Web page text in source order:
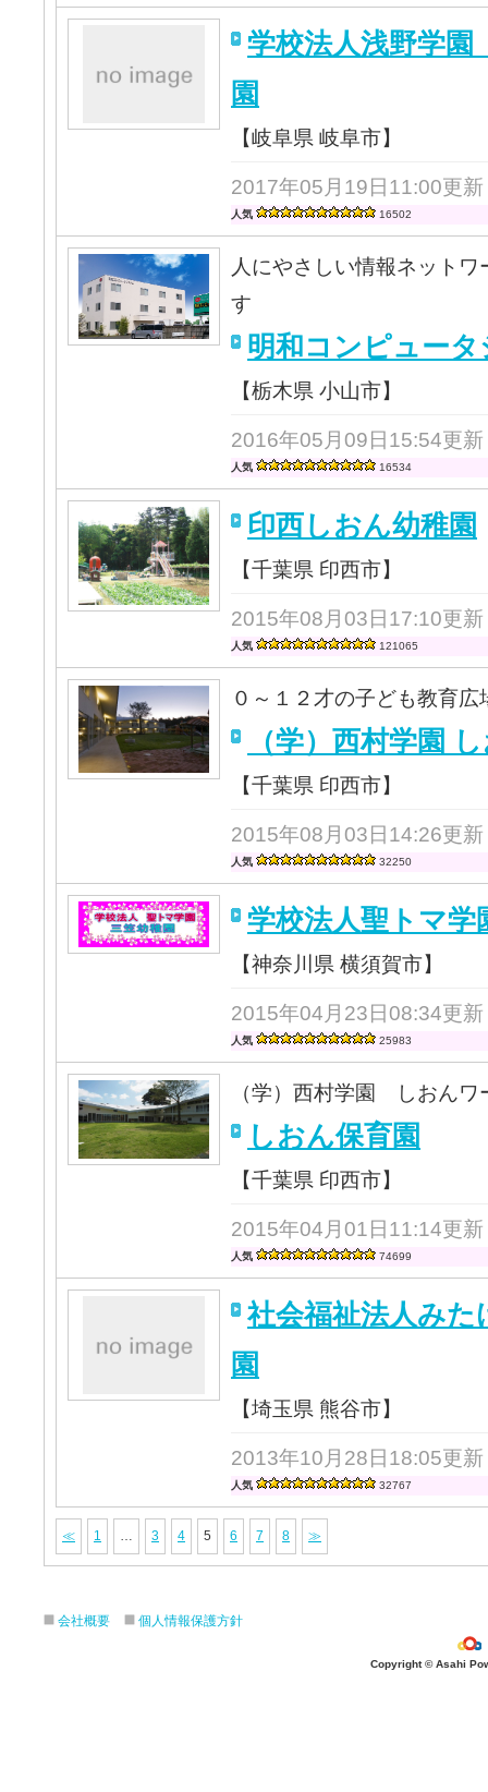
学校法人浅野学
園
【岐阜県 岐阜市】
2017年05月19日11:00更新
人気 16502
人にやさしい情報ネット
す
明和コンピュー
【栃木県 小山市】
2016年05月09日15:54更新
人気 16534
印西しおん幼稚園
【千葉県 印西市】
2015年08月03日17:10更新
人気 121065
０～１２才の子ども教育広
（学）西村学園
【千葉県 印西市】
2015年08月03日14:26更新
人気 32250
学校法人聖トマ
【神奈川県 横須賀市】
2015年04月23日08:34更新
人気 25983
（学）西村学園 しおんワ
しおん保育園
【千葉県 印西市】
2015年04月01日11:14更新
人気 74699
社会福祉法人み
園
【埼玉県 熊谷市】
2013年10月28日18:05更新
人気 32767
≪ 1 … 3 4 5 6 7 8 ≫
会社概要 個人情報保護方針
Copyright © Asahi